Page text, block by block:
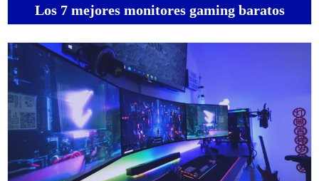
Los 7 mejores monitores gaming baratos